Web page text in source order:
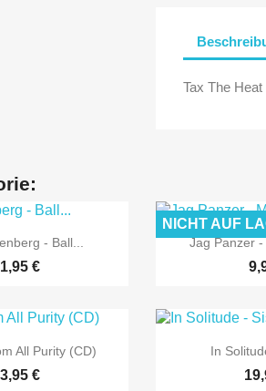
Tax The
- Ball...
€

Jag Panzer -
NICHT AUF
All Purity (CD)
€

In